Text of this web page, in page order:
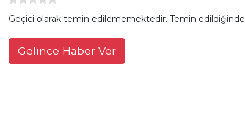
Geçici olarak temin edilememektedir. Temin edildiğinde
Gelince Haber Ver